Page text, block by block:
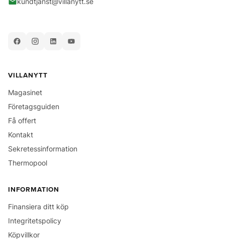
VILLANYTT
Magasinet
Företagsguiden
Få offert
Kontakt
Sekretessinformation
Thermopool
INFORMATION
Finansiera ditt köp
Integritetspolicy
Köpvillkor